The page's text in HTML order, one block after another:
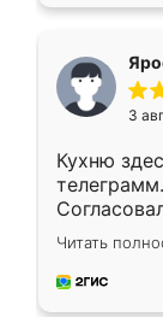
3
Кухню
недели
довольны
мебель за
Читать